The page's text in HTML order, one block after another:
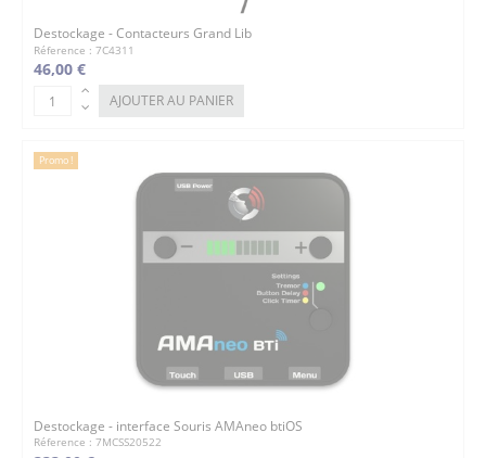
Destockage - Contacteurs Grand Lib
Réference : 7C4311
46,00 €
AJOUTER AU PANIER
Promo !
Destockage - interface Souris AMAneo btiOS
Réference : 7MCSS20522